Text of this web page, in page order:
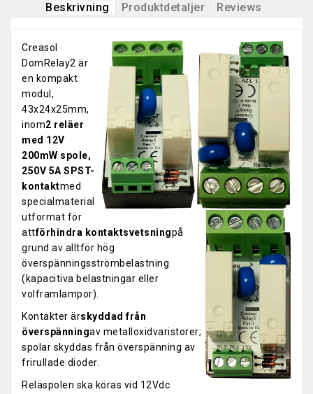
Beskrivning Produktdetaljer Reviews
Creasol
DomRelay2 är
en kompakt
modul,
43x24x25mm,
inom2 reläer
med 12V
200mW spole,
250V 5A SPST-
kontaktmed
specialmaterial
utformat för
attförhindra kontaktsvetsningpå
grund av alltför hög
överspänningsströmbelastning
(kapacitiva belastningar eller
volframlampor).
Kontakter ärskyddad från
överspänningav metalloxidvaristorer;
spolar skyddas från överspänning av
frirullade dioder.
Reläspolen ska köras vid 12Vdc